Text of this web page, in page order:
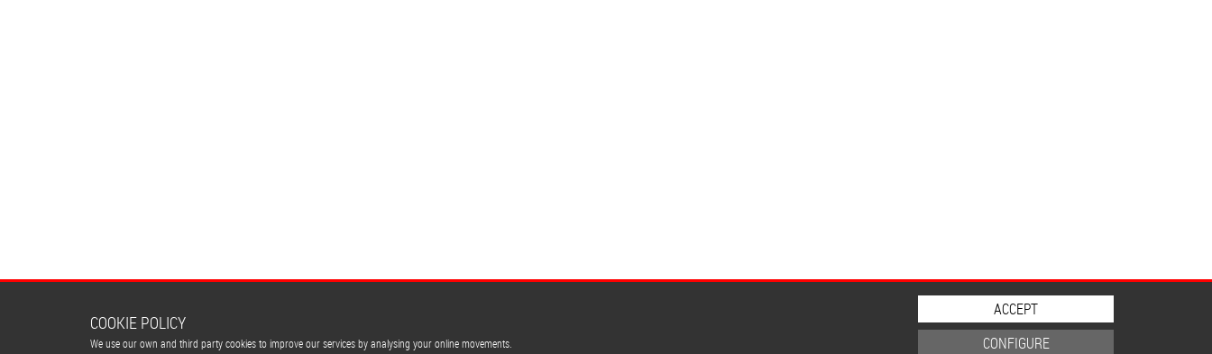
COOKIE POLICY
We use our own and third party cookies to improve our services by analysing your online movements.
ACCEPT
CONFIGURE